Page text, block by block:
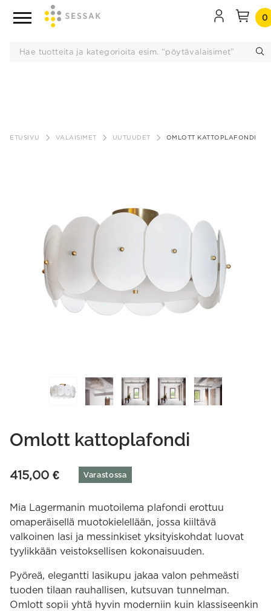
sisältöön
0
ETUSIVU VALAISIMET UUTUUDET OMLOTT KATTOPLAFONDI
Omlott kattoplafondi
415,00 € Varastossa
Mia Lagermanin muotoilema plafondi erottuu
omaperäisellä muotokielellään, jossa kiiltävä
valkoinen lasi ja messinkiset yksityiskohdat luovat
tyylikkään veistoksellisen kokonaisuuden.
Pyöreä, elegantti lasikupu jakaa valon pehmeästi
tuoden tilaan rauhallisen, kutsuvan tunnelman.
Omlott sopii yhtä hyvin moderniin kuin klassiseenkin